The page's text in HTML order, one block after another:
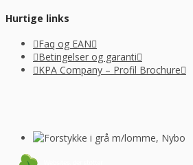
Hurtige links
Faq og EAN
Betingelser og garanti
KPA Company – Profil Brochure